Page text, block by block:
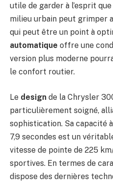
utile de garder à l’esprit
milieu urbain peut grimper
qui peut être un point à
automatique offre une
version plus moderne
le confort routier.
Le design de la Chrysler
particulièrement soigné,
sophistication. Sa capacité
7,9 secondes est un
vitesse de pointe de 225
sportives. En termes de
dispose des dernières